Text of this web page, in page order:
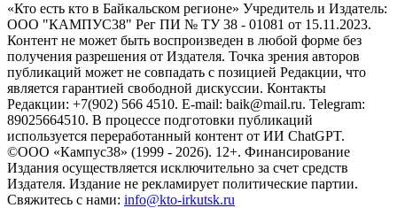
«Кто есть кто в Байкальском регионе» Учредитель и Издатель:
ООО "КАМПУС38" Рег ПИ № ТУ 38 - 01081 от 15.11.2023.
Контент не может быть воспроизведен в любой форме без
получения разрешения от Издателя. Точка зрения авторов
публикаций может не совпадать с позицией Редакции, что
является гарантией свободной дискуссии. Контакты
Редакции: +7(902) 566 4510. E-mail: baik@mail.ru. Telegram:
89025664510. В процессе подготовки публикаций
используется переработанный контент от ИИ ChatGPT.
©ООО «Кампус38» (1999 - 2026). 12+. Финансирование
Издания осуществляется исключительно за счет средств
Издателя. Издание не рекламирует политические партии.
Свяжитесь с нами: info@kto-irkutsk.ru